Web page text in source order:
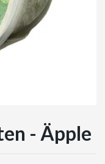
- Äpple